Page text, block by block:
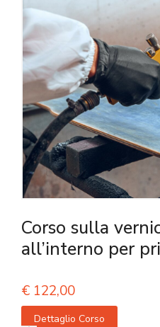
Corso sulla
all’interno per
€ 122,00
Dettaglio Corso